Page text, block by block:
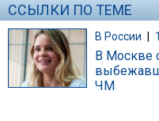
ССЫЛКИ ПО ТЕМЕ
В России |
В Москве
ЧМ